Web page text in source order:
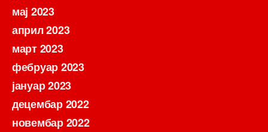
мај 2023
април 2023
март 2023
фебруар 2023
јануар 2023
децембар 2022
новембар 2022